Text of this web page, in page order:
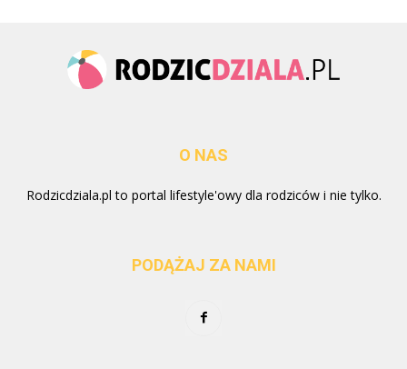
O NAS
Rodzicdziala.pl to portal lifestyle'owy dla rodziców i nie tylko.
PODĄŻAJ ZA NAMI